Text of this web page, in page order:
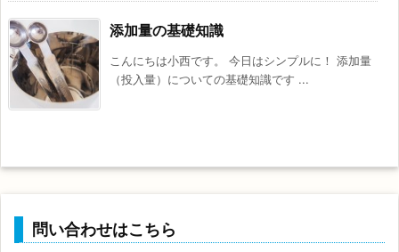
添加量の基礎知識
こんにちは小西です。 今日はシンプルに！ 添加量
（投入量）についての基礎知識です ...
問い合わせはこちら